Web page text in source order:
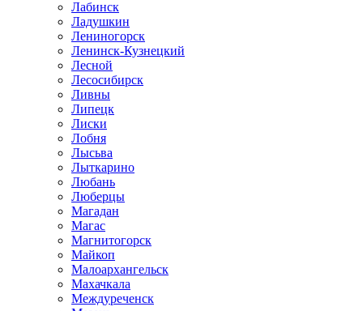
Лабинск
Ладушкин
Лениногорск
Ленинск-Кузнецкий
Лесной
Лесосибирск
Ливны
Липецк
Лиски
Лобня
Лысьва
Лыткарино
Любань
Люберцы
Магадан
Магас
Магнитогорск
Майкоп
Малоархангельск
Махачкала
Междуреченск